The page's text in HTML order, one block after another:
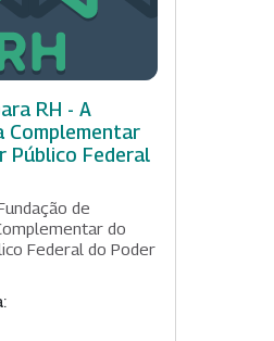
RH - A
Complementar
Público Federal
de
do
Federal do Poder